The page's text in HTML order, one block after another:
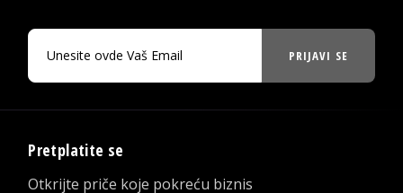
PRIJAVI SE
Pretplatite se
Otkrijte priče koje pokreću biznis